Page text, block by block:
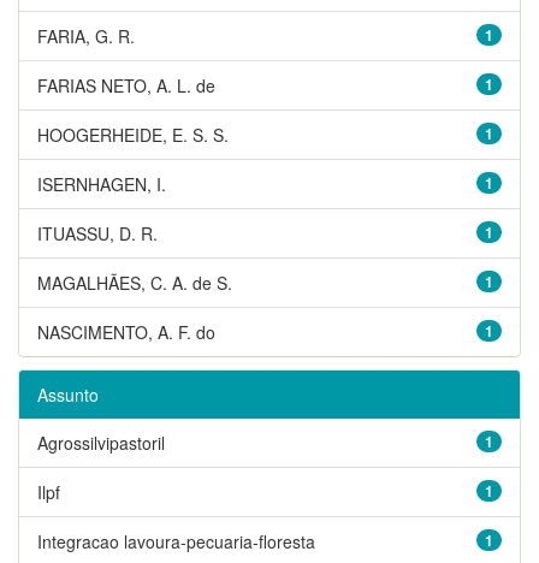
1
FARIA, G. R.
1
FARIAS NETO, A. L. de
1
HOOGERHEIDE, E. S. S.
1
ISERNHAGEN, I.
1
ITUASSU, D. R.
1
MAGALHÃES, C. A. de S.
1
NASCIMENTO, A. F. do
Assunto
1
Agrossilvipastoril
1
Ilpf
1
Integracao lavoura-pecuaria-floresta